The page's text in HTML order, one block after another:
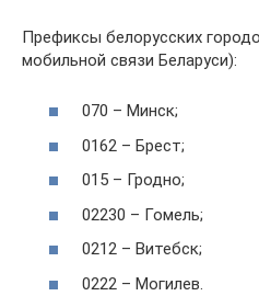
Префиксы белорусских
мобильной связи Беларуси):
070 – Минск;
0162 – Брест;
015 – Гродно;
02230 – Гомель;
0212 – Витебск;
0222 – Могилев.